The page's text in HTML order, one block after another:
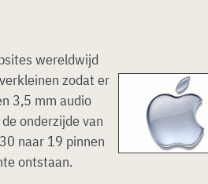
wereldwijd
zodat er
3,5 mm audio
onderzijde van
naar 19 pinnen
ontstaan.